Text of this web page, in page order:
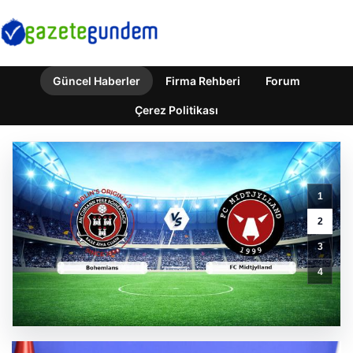
Güncel Haberler Firma Rehberi Forum
Çerez Politikası
1
2
3
4
Çelik’ten
Ertuğrul
Özkök’e
Sert
Tepki:
Cumhurbaşkanı
Erdoğan’a
Yapılan
İthamlar
Ahlaki
ve
Zihinsel
Çöküntüdür